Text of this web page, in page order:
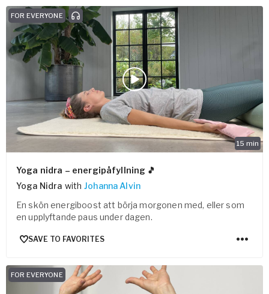
15 min
FOR EVERYONE
Yoga nidra – energipåfyllning 🎵
Yoga Nidra with Johanna Alvin
En skön energiboost att börja morgonen med, eller som
en upplyftande paus under dagen.
SAVE TO FAVORITES
FOR EVERYONE